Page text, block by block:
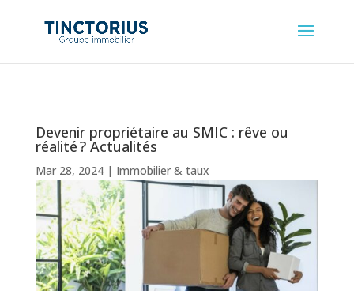
Devenir propriétaire au SMIC : rêve ou
réalité ? Actualités
Mar 28, 2024| Immobilier & taux